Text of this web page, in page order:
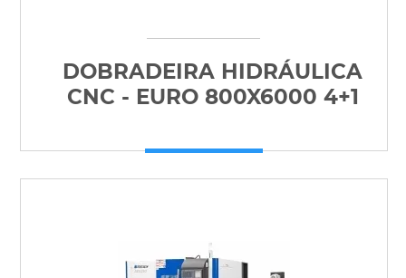
DOBRADEIRA HIDRÁULICA
CNC - EURO 800X6000 4+1